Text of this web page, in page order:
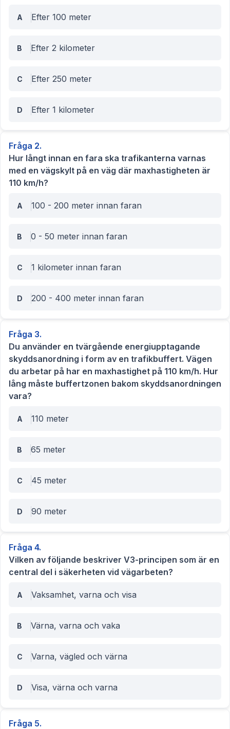
A Efter 100 meter
B Efter 2 kilometer
C Efter 250 meter
D Efter 1 kilometer
Fråga 2.
Hur långt innan en fara ska trafikanterna varnas
med en vägskylt på en väg där maxhastigheten är
110 km/h?
A 100 - 200 meter innan faran
B 0 - 50 meter innan faran
C 1 kilometer innan faran
D 200 - 400 meter innan faran
Fråga 3.
Du använder en tvärgående energiupptagande
skyddsanordning i form av en trafikbuffert. Vägen
du arbetar på har en maxhastighet på 110 km/h. Hur
lång måste buffertzonen bakom skyddsanordningen
vara?
A 110 meter
B 65 meter
C 45 meter
D 90 meter
Fråga 4.
Vilken av följande beskriver V3-principen som är en
central del i säkerheten vid vägarbeten?
A Vaksamhet, varna och visa
B Värna, varna och vaka
C Varna, vägled och värna
D Visa, värna och varna
Fråga 5.